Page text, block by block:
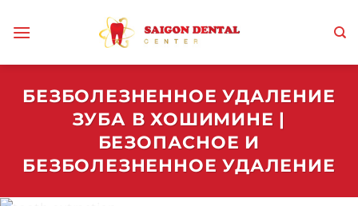
БЕЗБОЛЕЗНЕННОЕ УДАЛЕНИЕ
ЗУБА В ХОШИМИНЕ |
БЕЗОПАСНОЕ И
БЕЗБОЛЕЗНЕННОЕ УДАЛЕНИЕ